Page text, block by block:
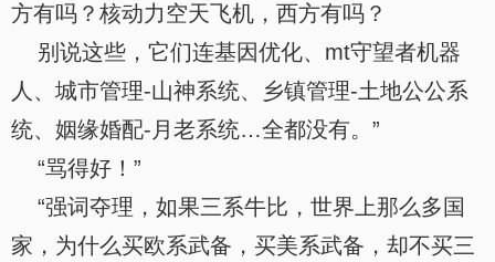
方有吗？核动力空天飞机，西方有吗？
别说这些，它们连基因优化、mt守望者机器
人、城市管理-山神系统、乡镇管理-土地公公系
统、姻缘婚配-月老系统…全都没有。”
“骂得好！”
“强词夺理，如果三系牛比，世界上那么多国
家，为什么买欧系武备，买美系武备，却不买三